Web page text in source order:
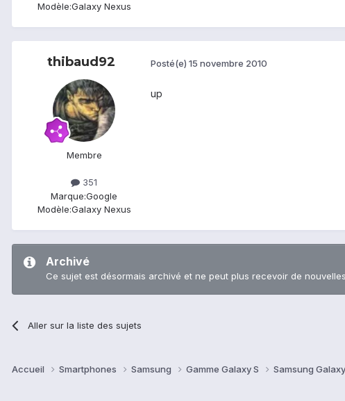
Modèle:Galaxy Nexus
thibaud92
Membre
351
Marque:Google
Modèle:Galaxy Nexus
Posté(e) 15 novembre 2010
up
Archivé
Ce sujet est désormais archivé et ne peut plus recevoir de
Aller sur la liste des sujets
Accueil Smartphones Samsung Gamme Galaxy S Samsung